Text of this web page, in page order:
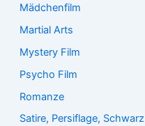
Mädchenfilm
Martial Arts
Mystery Film
Psycho Film
Romanze
Satire, Persiflage, Schwarz